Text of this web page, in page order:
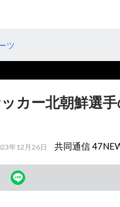
ツ
カー北朝鮮選
年12月26日 共同通信